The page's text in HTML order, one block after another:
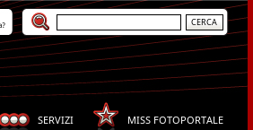
SERVIZI MISS FOTOPORTALE